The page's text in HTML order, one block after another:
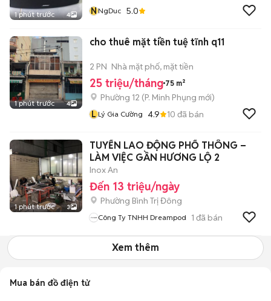
1 phút trước 4
NNgDuc 5.0
1 phút trước 4
cho thuê mặt tiền tuệ tĩnh q11
2 PN Nhà mặt phố, mặt tiền
25 triệu/tháng 75 m²
Phường 12 (P. Minh Phụng mới)
L Lý Gia Cường 4.9 10 đã bán
1 phút trước 3
TUYỂN LAO ĐỘNG PHỔ THÔNG –
LÀM VIỆC GẦN HƯƠNG LỘ 2
Inox An
Đến 13 triệu/ngày
Phường Bình Trị Đông
Công Ty TNHH Dreampod 1 đã bán
Xem thêm
Mua bán đồ điện tử